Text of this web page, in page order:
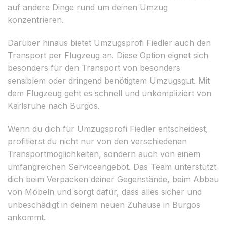
auf andere Dinge rund um deinen Umzug
konzentrieren.
Darüber hinaus bietet Umzugsprofi Fiedler auch den
Transport per Flugzeug an. Diese Option eignet sich
besonders für den Transport von besonders
sensiblem oder dringend benötigtem Umzugsgut. Mit
dem Flugzeug geht es schnell und unkompliziert von
Karlsruhe nach Burgos.
Wenn du dich für Umzugsprofi Fiedler entscheidest,
profitierst du nicht nur von den verschiedenen
Transportmöglichkeiten, sondern auch von einem
umfangreichen Serviceangebot. Das Team unterstützt
dich beim Verpacken deiner Gegenstände, beim Abbau
von Möbeln und sorgt dafür, dass alles sicher und
unbeschädigt in deinem neuen Zuhause in Burgos
ankommt.